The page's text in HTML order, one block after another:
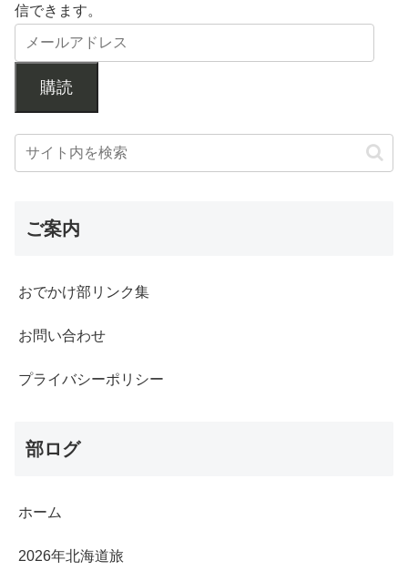
信できます。
購読
ご案内
おでかけ部リンク集
お問い合わせ
プライバシーポリシー
部ログ
ホーム
2026年北海道旅